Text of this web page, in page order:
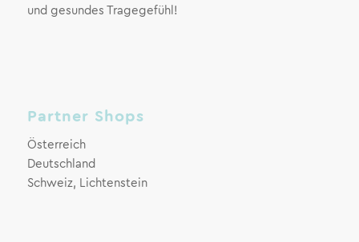
und gesundes Tragegefühl!
Partner Shops
Österreich
Deutschland
Schweiz, Lichtenstein